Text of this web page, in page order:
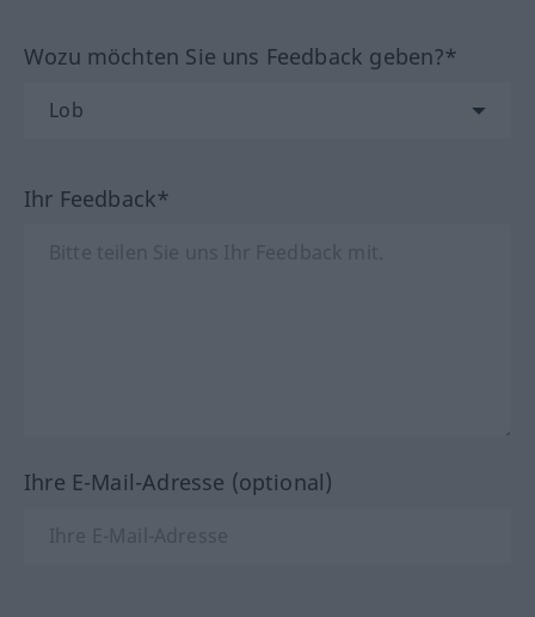
Wozu möchten Sie uns Feedback geben?*
Ihr Feedback*
Ihre E-Mail-Adresse (optional)